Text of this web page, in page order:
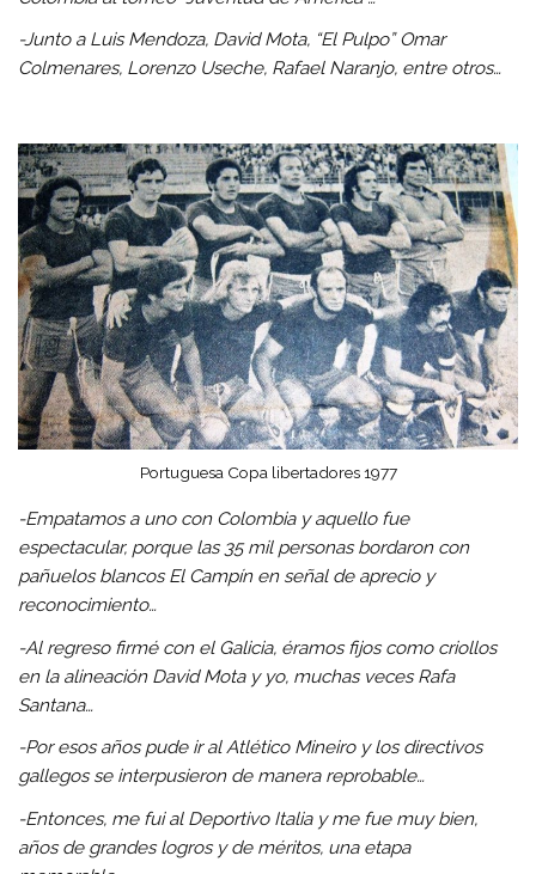
-Junto a Luis Mendoza, David Mota, “El Pulpo” Omar
Colmenares, Lorenzo Useche, Rafael Naranjo, entre otros…
Portuguesa Copa libertadores 1977
-Empatamos a uno con Colombia y aquello fue
espectacular, porque las 35 mil personas bordaron con
pañuelos blancos El Campín en señal de aprecio y
reconocimiento…
-Al regreso firmé con el Galicia, éramos fijos como criollos
en la alineación David Mota y yo, muchas veces Rafa
Santana…
-Por esos años pude ir al Atlético Mineiro y los directivos
gallegos se interpusieron de manera reprobable…
-Entonces, me fui al Deportivo Italia y me fue muy bien,
años de grandes logros y de méritos, una etapa